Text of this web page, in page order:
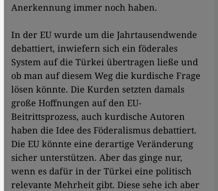
Anerkennung immer noch haben.
In der EU wurde um die Jahrtausendwende
debattiert, inwiefern sich ein föderales
System auf die Türkei übertragen ließe und
ob man auf diesem Weg die kurdische Frage
lösen könnte. Die Kurden setzten damals
große Hoffnungen auf den EU-
Beitrittsprozess, auch kurdische Autoren
haben die Idee des Föderalismus debattiert.
Die EU könnte eine derartige Veränderung
sicher unterstützen. Aber das ginge nur,
wenn es dafür in der Türkei eine politisch
relevante Mehrheit gibt. Diese sehe ich aber